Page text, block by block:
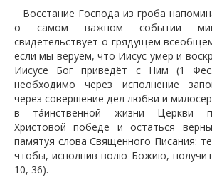
Восстание Господа из гроба
о самом важном событии
свидетельствует о грядущем
если мы веруем, что Иисус умер и
Иисусе Бог приведёт с Ним (1
необходимо через исполнение
через совершение дел любви и
в та́инственной жизни Церкви
Христовой победе и остаться
памятуя слова Священного Писания:
чтобы, исполнив волю Божию,
10, 36).